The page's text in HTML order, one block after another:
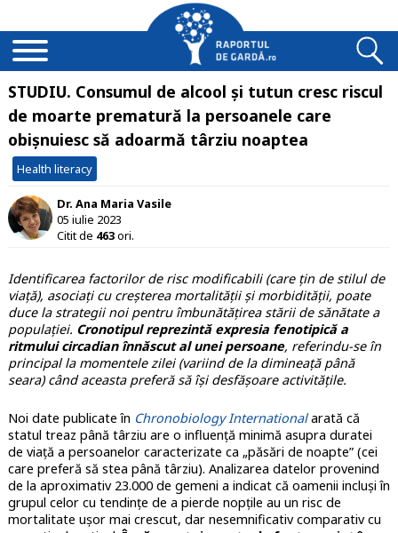
STUDIU. Consumul de alcool și tutun cresc riscul
de moarte prematură la persoanele care
obișnuiesc să adoarmă târziu noaptea
Health literacy
Dr. Ana Maria Vasile
05 iulie 2023
Citit de 463ori.
Identificarea factorilor de risc modificabili (care țin de stilul de
viață), asociați cu creșterea mortalității și morbidității, poate
duce la strategii noi pentru îmbunătățirea stării de sănătate a
populației. Cronotipul reprezintă expresia fenotipică a
ritmului circadian înnăscut al unei persoane, referindu-se în
principal la momentele zilei (variind de la dimineață până
seara) când aceasta preferă să își desfășoare activitățile.
Noi date publicate în Chronobiology Internationalarată că
statul treaz până târziu are o influență minimă asupra duratei
de viață a persoanelor caracterizate ca „păsări de noapte” (cei
care preferă să stea până târziu). Analizarea datelor provenind
de la aproximativ 23.000 de gemeni a indicat că oamenii incluși în
grupul celor cu tendințe de a pierde nopțile au un risc de
mortalitate ușor mai crescut, dar nesemnificativ comparativ cu